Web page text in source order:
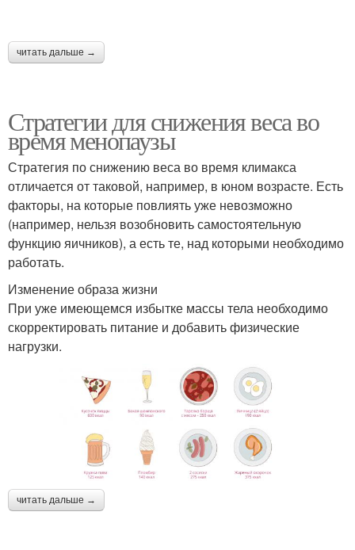
читать дальше →
Стратегии для снижения веса во
время менопаузы
Стратегия по снижению веса во время климакса
отличается от таковой, например, в юном возрасте. Есть
факторы, на которые повлиять уже невозможно
(например, нельзя возобновить самостоятельную
функцию яичников), а есть те, над которыми необходимо
работать.
Изменение образа жизни
При уже имеющемся избытке массы тела необходимо
скорректировать питание и добавить физические
нагрузки.
читать дальше →